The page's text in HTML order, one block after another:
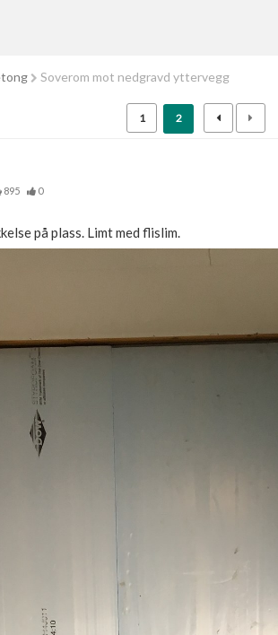
Soverom mot nedgravd yttervegg
1 2
895 0
på plass. Limt med flislim.